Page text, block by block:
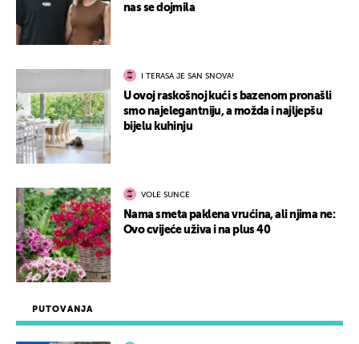
PUTOVANJA
nas se dojmila
I TERASA JE SAN SNOVA!
U ovoj raskošnoj kući s bazenom pronašli
smo najelegantniju, a možda i najljepšu
bijelu kuhinju
VOLE SUNCE
Nama smeta paklena vrućina, ali njima ne:
Ovo cvijeće uživa i na plus 40